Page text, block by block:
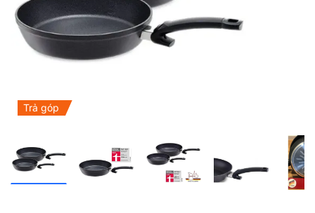
Trả góp